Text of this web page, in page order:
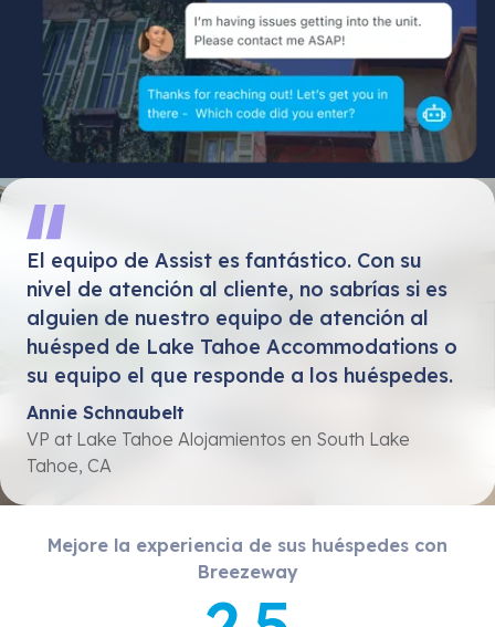
El equipo de Assist es fantástico. Con su
nivel de atención al cliente, no sabrías si es
alguien de nuestro equipo de atención al
huésped de Lake Tahoe Accommodations o
su equipo el que responde a los huéspedes.
Annie Schnaubelt
VP at Lake Tahoe Alojamientos en South Lake
Tahoe, CA
Mejore la experiencia de sus huéspedes con
Breezeway